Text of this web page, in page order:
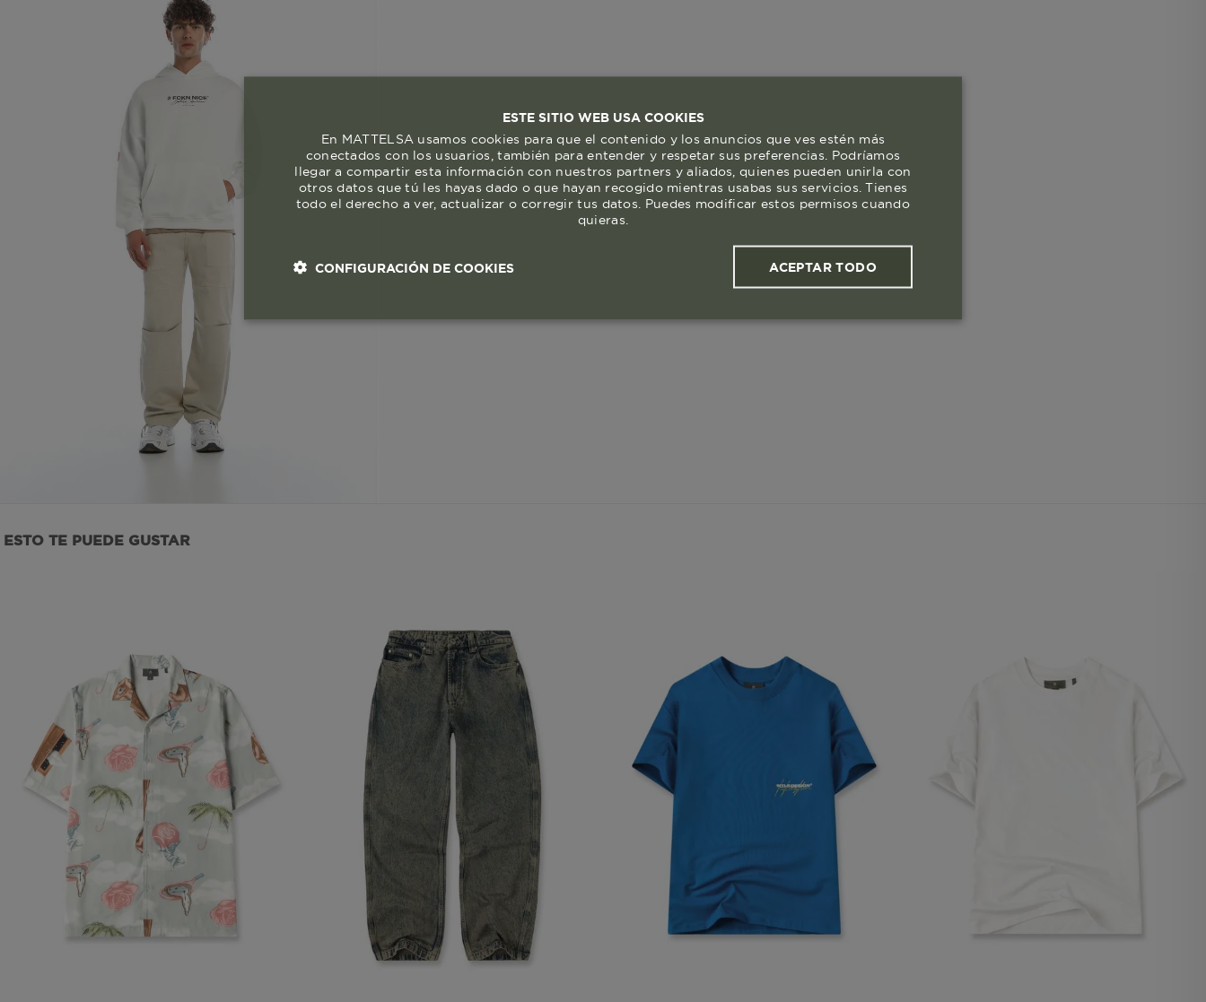
ESTO TE PUEDE GUSTAR
ESTE SITIO WEB USA COOKIES
En MATTELSA usamos cookies para que el contenido y los anuncios que ves estén más
conectados con los usuarios, también para entender y respetar sus preferencias. Podríamos
llegar a compartir esta información con nuestros partners y aliados, quienes pueden unirla con
otros datos que tú les hayas dado o que hayan recogido mientras usabas sus servicios. Tienes
todo el derecho a ver, actualizar o corregir tus datos. Puedes modificar estos permisos cuando
quieras.
ACEPTAR TODO
CONFIGURACIÓN DE COOKIES
Cookies esenciales y
Cookies de
Cookies de
Cookies funcionales
Vencimiento
biggy-session-{{accountName}} www.mattelsa.net
Crea una huella digital
para esa sesión de
usuario en esa cuenta.
Dura 30 minutos. Se
actualiza cada vez que
el código de analítica
del lado del cliente se
ejecuta en el navegador.
www.mattelsa.net
Esta cookie contiene el
Id del orderForm, lo que
CheckoutDataAccess
www.mattelsa.net 15 minutos
Contiene el